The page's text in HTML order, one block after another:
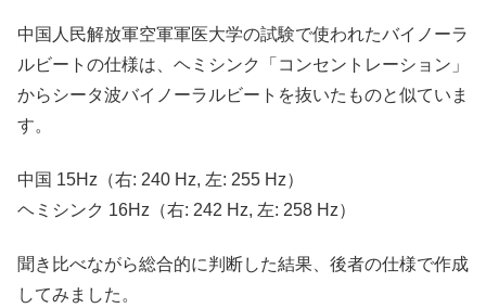
中国人民解放軍空軍軍医大学の試験で使われたバイノーラ
ルビートの仕様は、ヘミシンク「コンセントレーション」
からシータ波バイノーラルビートを抜いたものと似ていま
す。
中国 15Hz（右: 240 Hz, 左: 255 Hz）
ヘミシンク 16Hz（右: 242 Hz, 左: 258 Hz）
聞き比べながら総合的に判断した結果、後者の仕様で作成
してみました。